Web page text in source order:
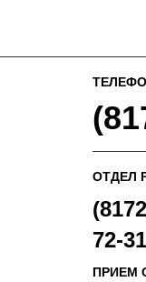
ОТДЕЛ
72-
ПРИЕМ